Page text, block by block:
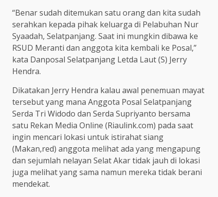
“Benar sudah ditemukan satu orang dan kita sudah
serahkan kepada pihak keluarga di Pelabuhan Nur
Syaadah, Selatpanjang. Saat ini mungkin dibawa ke
RSUD Meranti dan anggota kita kembali ke Posal,”
kata Danposal Selatpanjang Letda Laut (S) Jerry
Hendra.
Dikatakan Jerry Hendra kalau awal penemuan mayat
tersebut yang mana Anggota Posal Selatpanjang
Serda Tri Widodo dan Serda Supriyanto bersama
satu Rekan Media Online (Riaulink.com) pada saat
ingin mencari lokasi untuk istirahat siang
(Makan,red) anggota melihat ada yang mengapung
dan sejumlah nelayan Selat Akar tidak jauh di lokasi
juga melihat yang sama namun mereka tidak berani
mendekat.